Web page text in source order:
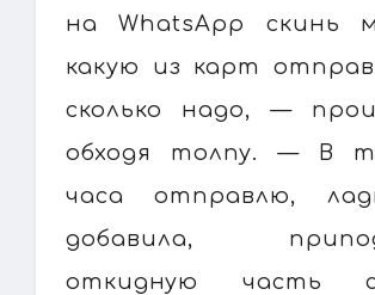
на WhatsApp скинь
какую из карт
сколько надо, —
обходя толпу. — В
часа отправлю,
добавила,
откидную часть